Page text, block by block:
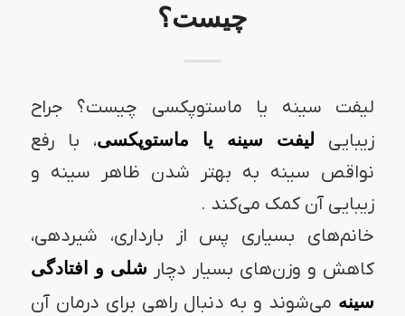
چیست؟
لیفت سینه یا ماستوپکسی چیست؟ جراح
زیبایی
لیفت سینه یا ماستوپکسی، با رفع
نواقص سینه به بهتر شدن ظاهر سینه و
زیبایی آن کمک می‌کند .
خانم‌های بسیاری پس از بارداری، شیردهی،
کاهش و وزن‌های بسیار دچار شلی و افتادگی
سینه می‌شوند و به دنبال راهی برای درمان آن